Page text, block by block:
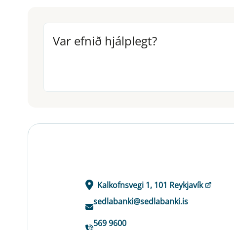
Var efnið hjálplegt?
Var efnið hjálplegt?
Kalkofnsvegi 1, 101 Reykjavík
sedlabanki@sedlabanki.is
569 9600